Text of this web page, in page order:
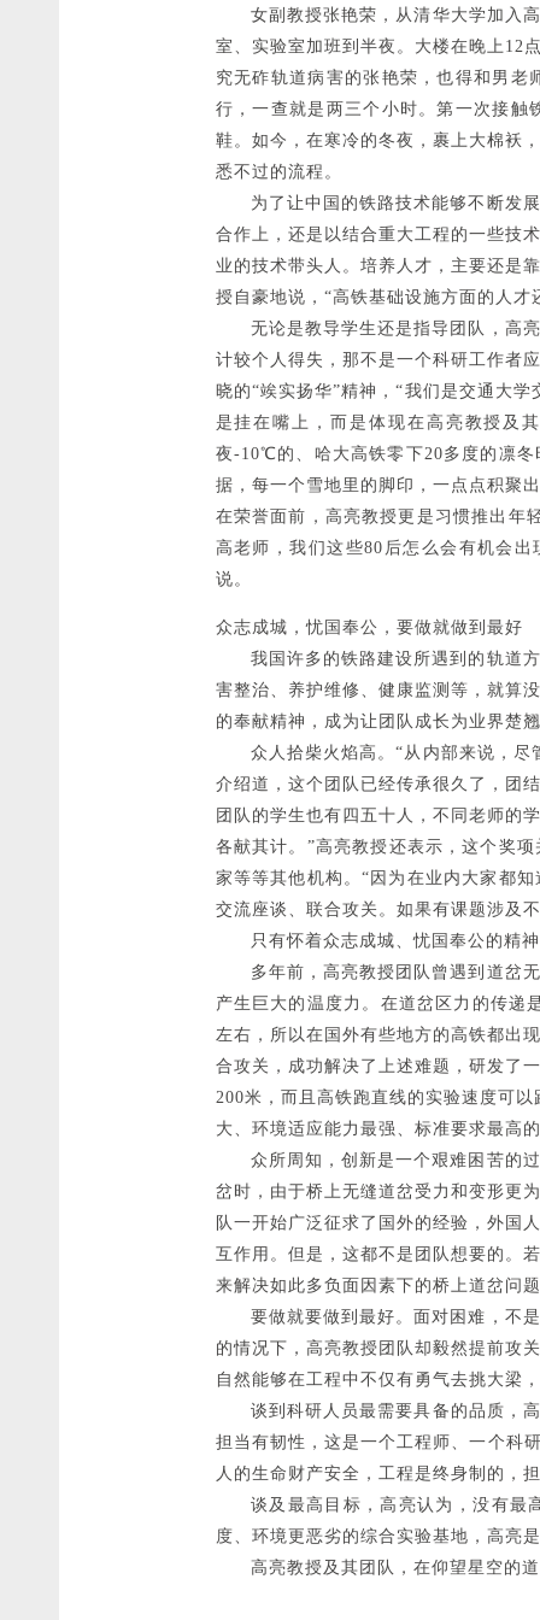
女副教授张艳荣，从清华大学加入高
室、实验室加班到半夜。大楼在晚上12
究无砟轨道病害的张艳荣，也得和男
行，一查就是两三个小时。第一次接触
鞋。如今，在寒冷的冬夜，裹上大棉袄
悉不过的流程。
为了让中国的铁路技术能够不断发展
合作上，还是以结合重大工程的一些技
业的技术带头人。培养人才，主要还是
授自豪地说，“高铁基础设施方面的人
无论是教导学生还是指导团队，高亮
计较个人得失，那不是一个科研工作者
晓的“竢实扬华”精神，“我们是交通大
是挂在嘴上，而是体现在高亮教授及
夜-10℃的、哈大高铁零下20多度的凛
据，每一个雪地里的脚印，一点点积聚
在荣誉面前，高亮教授更是习惯推出年
高老师，我们这些80后怎么会有机会
说。
众志成城，忧国奉公，要做就做到最好
我国许多的铁路建设所遇到的轨道方
害整治、养护维修、健康监测等，就算
的奉献精神，成为让团队成长为业界楚
众人拾柴火焰高。“从内部来说，尽
介绍道，这个团队已经传承很久了，团
团队的学生也有四五十人，不同老师的
各献其计。”高亮教授还表示，这个奖
家等等其他机构。“因为在业内大家都
交流座谈、联合攻关。如果有课题涉及
只有怀着众志成城、忧国奉公的精神
多年前，高亮教授团队曾遇到道岔无
产生巨大的温度力。在道岔区力的传递
左右，所以在国外有些地方的高铁都出
合攻关，成功解决了上述难题，研发了
200米，而且高铁跑直线的实验速度可
大、环境适应能力最强、标准要求最高
众所周知，创新是一个艰难困苦的过
岔时，由于桥上无缝道岔受力和变形更
队一开始广泛征求了国外的经验，外国
互作用。但是，这都不是团队想要的。
来解决如此多负面因素下的桥上道岔问
要做就要做到最好。面对困难，不是
的情况下，高亮教授团队却毅然提前攻
自然能够在工程中不仅有勇气去挑大梁
谈到科研人员最需要具备的品质，高
担当有韧性，这是一个工程师、一个科
人的生命财产安全，工程是终身制的，
谈及最高目标，高亮认为，没有最高
度、环境更恶劣的综合实验基地，高亮
高亮教授及其团队，在仰望星空的道